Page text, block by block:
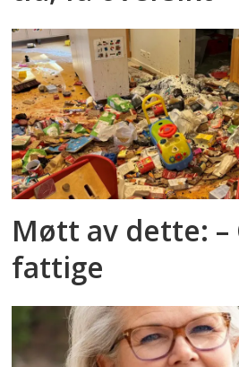
Møtt av dette:
fattige